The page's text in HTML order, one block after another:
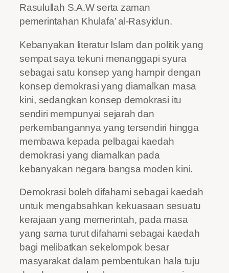
Rasulullah S.A.W serta zaman
pemerintahan Khulafa’ al-Rasyidun.
Kebanyakan literatur Islam dan politik yang
sempat saya tekuni menanggapi syura
sebagai satu konsep yang hampir dengan
konsep demokrasi yang diamalkan masa
kini, sedangkan konsep demokrasi itu
sendiri mempunyai sejarah dan
perkembangannya yang tersendiri hingga
membawa kepada pelbagai kaedah
demokrasi yang diamalkan pada
kebanyakan negara bangsa moden kini.
Demokrasi boleh difahami sebagai kaedah
untuk mengabsahkan kekuasaan sesuatu
kerajaan yang memerintah, pada masa
yang sama turut difahami sebagai kaedah
bagi melibatkan sekelompok besar
masyarakat dalam pembentukan hala tuju